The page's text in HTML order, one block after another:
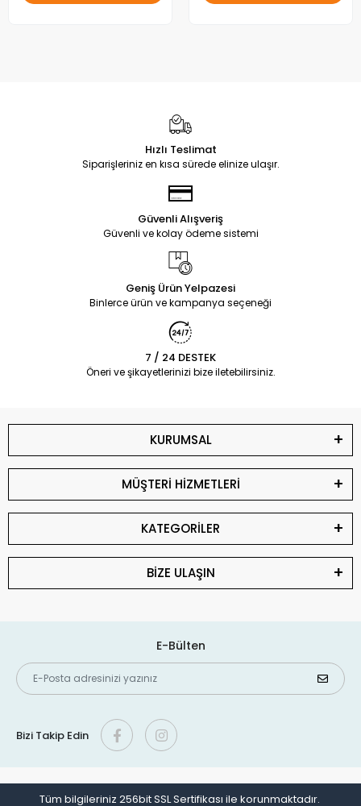
Hızlı Teslimat
Siparişleriniz en kısa sürede elinize ulaşır.
Güvenli Alışveriş
Güvenli ve kolay ödeme sistemi
Geniş Ürün Yelpazesi
Binlerce ürün ve kampanya seçeneği
7 / 24 DESTEK
Öneri ve şikayetlerinizi bize iletebilirsiniz.
KURUMSAL
MÜŞTERİ HİZMETLERİ
KATEGORİLER
BİZE ULAŞIN
E-Bülten
Bizi Takip Edin
Tüm bilgileriniz 256bit SSL Sertifikası ile korunmaktadır.